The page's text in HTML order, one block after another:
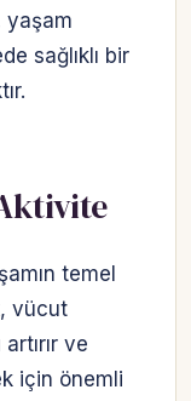
yaşam
sağlıklı bir
temel
vücut
ve
için önemli